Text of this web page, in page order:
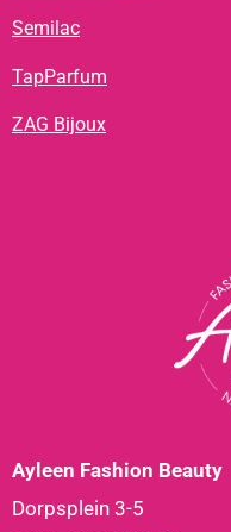
Semilac
TapParfum
ZAG Bijoux
Ayleen Fashion Beauty
Dorpsplein 3-5